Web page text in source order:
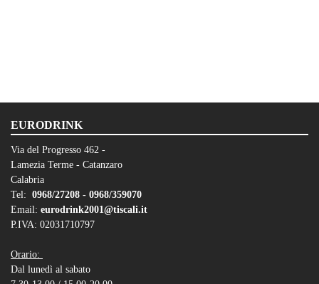
EURODRINK
Via del Progresso 462 -
Lamezia Terme - Catanzaro
Calabria
Tel: 0968/27208 - 0968/359070
Email: eurodrink2001@tiscali.it
P.IVA: 02031710797
Orario:
Dal lunedì al sabato